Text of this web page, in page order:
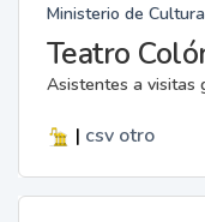
Ministerio de
Teatro
Asistentes a visitas
| csv otro